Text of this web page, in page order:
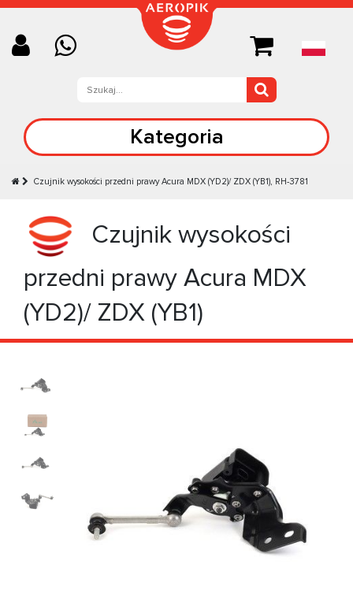
Kategoria
Czujnik wysokości przedni prawy Acura MDX (YD2)/ ZDX (YB1), RH-3781
Czujnik wysokości
przedni prawy Acura MDX
(YD2)/ ZDX (YB1)